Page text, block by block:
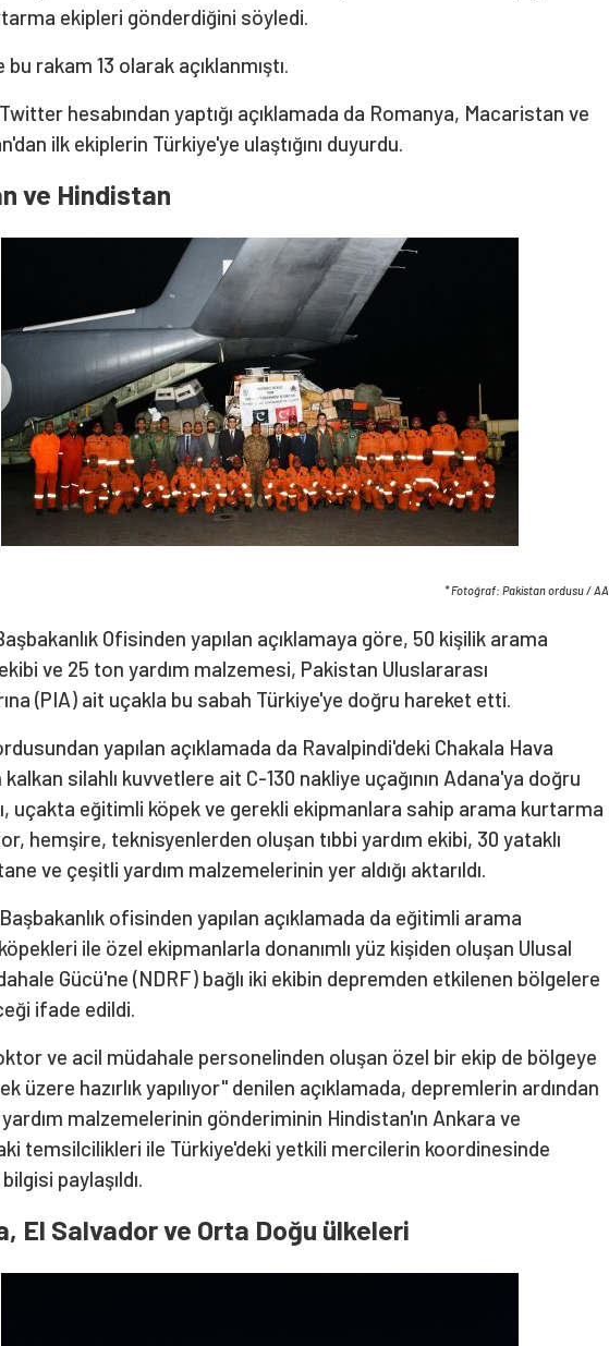
ekipleri gönderdiğini söyledi.
bu rakam 13 olarak açıklanmıştı.
hesabından yaptığı açıklamada da Romanya, Macaristan ve
ilk ekiplerin Türkiye'ye ulaştığını duyurdu.
ve Hindistan
* Fotoğraf: Pakistan ordusu / AA
Ofisinden yapılan açıklamaya göre, 50 kişilik arama
ve 25 ton yardım malzemesi, Pakistan Uluslararası
(PIA) ait uçakla bu sabah Türkiye'ye doğru hareket etti.
yapılan açıklamada da Ravalpindi'deki Chakala Hava
silahlı kuvvetlere ait C-130 nakliye uçağının Adana'ya doğru
uçakta eğitimli köpek ve gerekli ekipmanlara sahip arama kurtarma
hemşire, teknisyenlerden oluşan tıbbi yardım ekibi, 30 yataklı
ve çeşitli yardım malzemelerinin yer aldığı aktarıldı.
ofisinden yapılan açıklamada da eğitimli arama
ile özel ekipmanlarla donanımlı yüz kişiden oluşan Ulusal
Gücü'ne (NDRF) bağlı iki ekibin depremden etkilenen bölgelere
ifade edildi.
ve acil müdahale personelinden oluşan özel bir ekip de bölgeye
üzere hazırlık yapılıyor" denilen açıklamada, depremlerin ardından
malzemelerinin gönderiminin Hindistan'ın Ankara ve
temsilcilikleri ile Türkiye'deki yetkili mercilerin koordinesinde
paylaşıldı.
El Salvador ve Orta Doğu ülkeleri